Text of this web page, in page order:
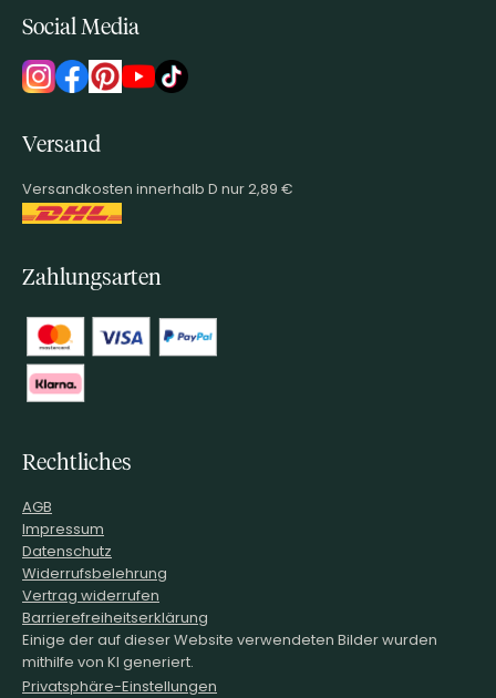
Social Media
Versand
Versandkosten innerhalb D nur 2,89 €
Zahlungsarten
Rechtliches
AGB
Impressum
Datenschutz
Widerrufsbelehrung
Vertrag widerrufen
Barrierefreiheitserklärung
Einige der auf dieser Website verwendeten Bilder wurden
mithilfe von KI generiert.
Privatsphäre-Einstellungen